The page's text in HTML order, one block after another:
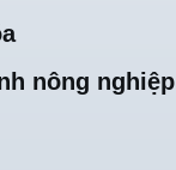
nông nghiệp